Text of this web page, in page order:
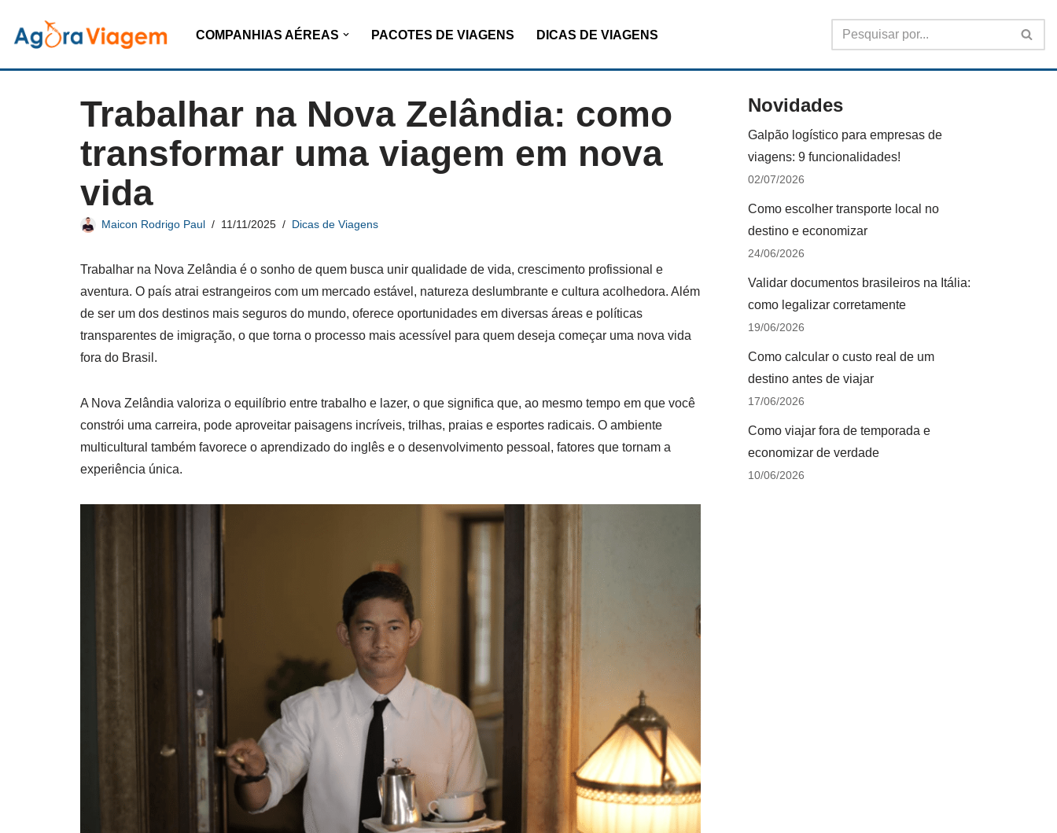
Pular
para
COMPANHIAS AÉREAS PACOTES DE VIAGENS DICAS DE VIAGENS
Trabalhar na Nova Zelândia: como
transformar uma viagem em nova
vida
Maicon Rodrigo Paul 11/11/2025 Dicas de Viagens
Trabalhar na Nova Zelândia é o sonho de quem busca unir qualidade de vida, crescimento profissional e
aventura. O país atrai estrangeiros com um mercado estável, natureza deslumbrante e cultura acolhedora. Além
de ser um dos destinos mais seguros do mundo, oferece oportunidades em diversas áreas e políticas
transparentes de imigração, o que torna o processo mais acessível para quem deseja começar uma nova vida
fora do Brasil.
A Nova Zelândia valoriza o equilíbrio entre trabalho e lazer, o que significa que, ao mesmo tempo em que você
constrói uma carreira, pode aproveitar paisagens incríveis, trilhas, praias e esportes radicais. O ambiente
multicultural também favorece o aprendizado do inglês e o desenvolvimento pessoal, fatores que tornam a
experiência única.
Novidades
Galpão logístico para empresas de
viagens: 9 funcionalidades!
02/07/2026
Como escolher transporte local no
destino e economizar
24/06/2026
Validar documentos brasileiros na Itália:
como legalizar corretamente
19/06/2026
Como calcular o custo real de um
destino antes de viajar
17/06/2026
Como viajar fora de temporada e
economizar de verdade
10/06/2026